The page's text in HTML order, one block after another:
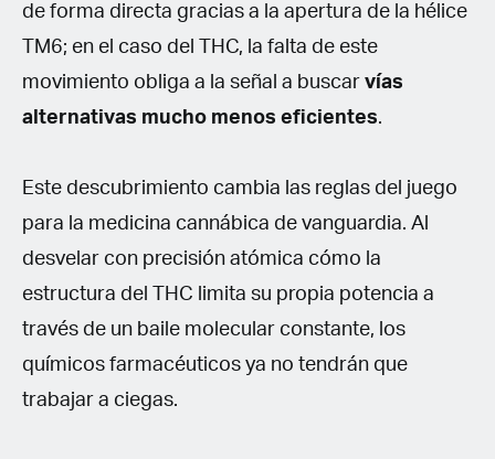
de forma directa gracias a la apertura de la hélice
TM6; en el caso del THC, la falta de este
movimiento obliga a la señal a buscar vías
alternativas mucho menos eficientes.
Este descubrimiento cambia las reglas del juego
para la medicina cannábica de vanguardia. Al
desvelar con precisión atómica cómo la
estructura del THC limita su propia potencia a
través de un baile molecular constante, los
químicos farmacéuticos ya no tendrán que
trabajar a ciegas.